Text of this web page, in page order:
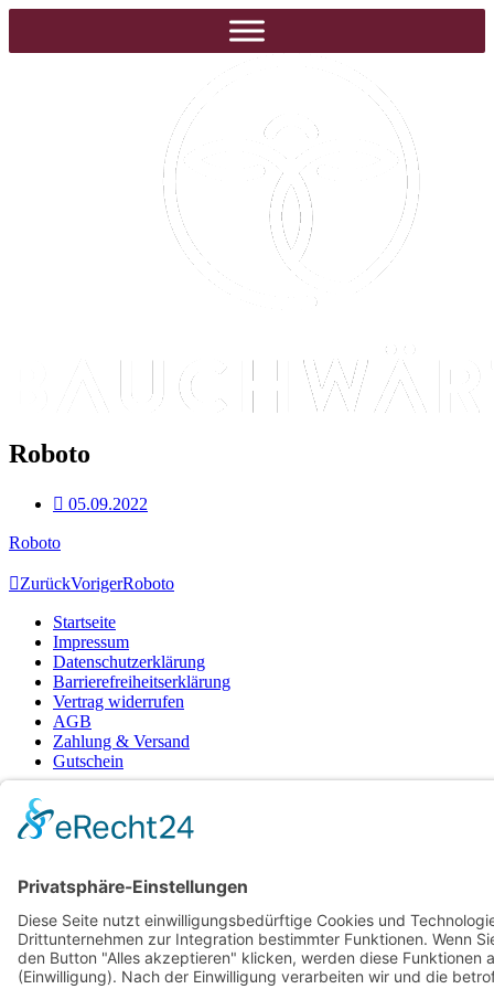
Roboto
05.09.2022
Roboto
ZurückVorigerRoboto
Startseite
Impressum
Datenschutzerklärung
Barrierefreiheitserklärung
Vertrag widerrufen
AGB
Zahlung & Versand
Gutschein
Impressum
Datenschutzerklärung
Vertrag widerrufen
AGB
Zahlung & Versand
Gutschein
© 2026Bauchwärts Paderborn|hello@bauchwaerts-paderborn.de